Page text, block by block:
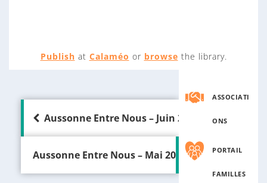
Publish at Calaméo or browse the library.
N
v
a
Aussonne Entre Nous – Juin 2025
Aussonne Entre Nous – Mai 2026
ASSOCIATI
ONS
PORTAIL
FAMILLES